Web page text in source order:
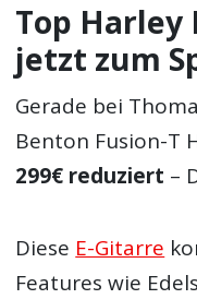
Top Harley
jetzt zum
Gerade bei
Benton Fusion-T
299€ reduziert –
Diese E-Gitarre
Features wie